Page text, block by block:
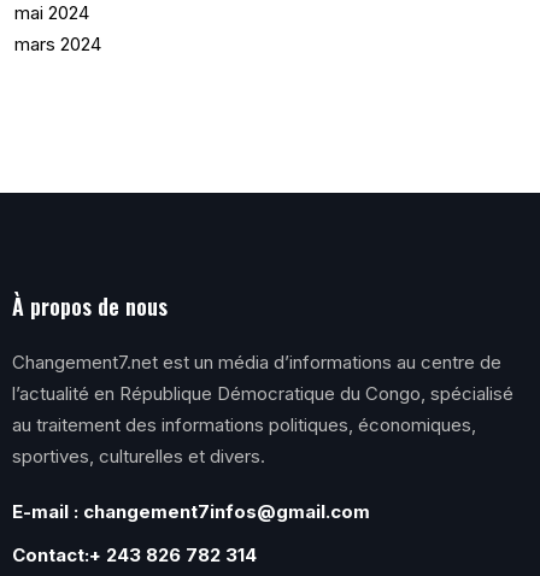
mai 2024
mars 2024
À propos de nous
Changement7.net est un média d’informations au centre de
l’actualité en République Démocratique du Congo, spécialisé
au traitement des informations politiques, économiques,
sportives, culturelles et divers.
E-mail : changement7infos@gmail.com
Contact:+ 243 826 782 314